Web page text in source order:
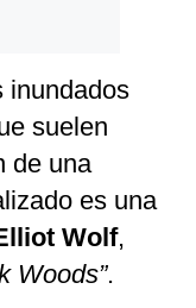
inundados
suelen
de una
es una
Wolf,
Woods”.